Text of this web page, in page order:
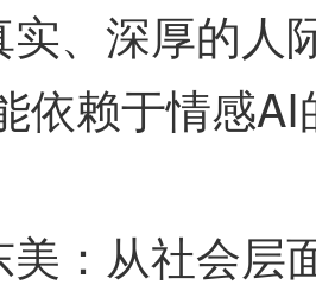
、深厚的人
依赖于情感
从社会层